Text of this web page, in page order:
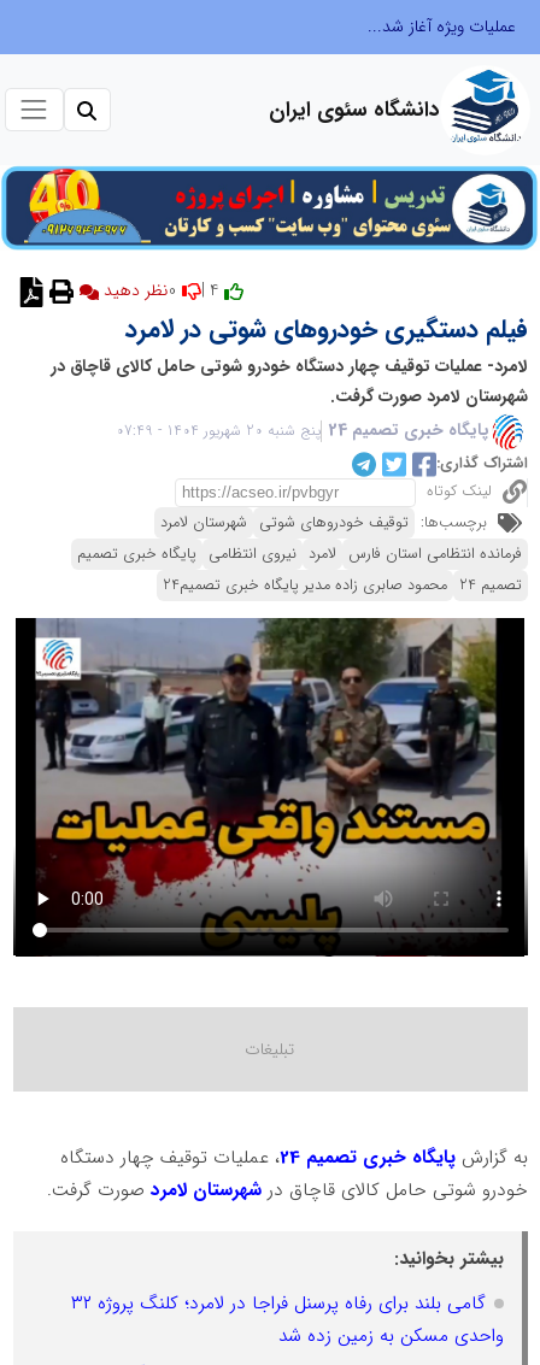
عملیات ویژه آغاز شد...
دانشگاه سئوی ایران
نظر دهید
فیلم دستگیری خودروهای شوتی در لامرد
لامرد- عملیات توقیف چهار دستگاه خودرو شوتی حامل کالای قاچاق در
شهرستان لامرد صورت گرفت.
پایگاه خبری تصمیم 24
پنج شنبه 20 شهریور 1404 - 07:49
اشتراک گذاری:
لینک کوتاه
برچسب‌ها: توقیف خودروهای شوتی شهرستان لامرد
فرمانده انتظامی استان فارس لامرد نیروی انتظامی پایگاه خبری تصمیم
تصمیم 24
محمود صابری زاده مدیر پایگاه خبری تصمیم24
به گزارشپایگاه خبری تصمیم 24
، عملیات توقیف چهار دستگاه
خودرو شوتی حامل کالای قاچاق در شهرستان لامرد صورت گرفت.
بیشتر بخوانید:
گامی بلند برای رفاه پرسنل فراجا در لامرد؛ کلنگ پروژه ۳۲
واحدی مسکن به زمین زده شد